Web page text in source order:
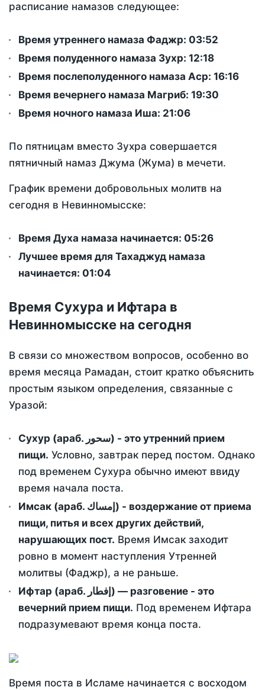
расписание намазов следующее:
Время утреннего намаза Фаджр: 03:52
Время полуденного намаза Зухр: 12:18
Время послеполуденного намаза Аср: 16:16
Время вечернего намаза Магриб: 19:30
Время ночного намаза Иша: 21:06
По пятницам вместо Зухра совершается
пятничный намаз Джума (Жума) в мечети.
График времени добровольных молитв на
сегодня в Невинномысске:
Время Духа намаза начинается: 05:26
Лучшее время для Тахаджуд намаза
начинается: 01:04
Время Сухура и Ифтара в
Невинномысске на сегодня
В связи со множеством вопросов, особенно во
время месяца Рамадан, стоит кратко объяснить
простым языком определения, связанные с
Уразой:
Сухур (араб. سحور) - это утренний прием
пищи. Условно, завтрак перед постом. Однако
под временем Сухура обычно имеют ввиду
время начала поста.
Имсак (араб. إمساك) - воздержание от приема
пищи, питья и всех других действий,
нарушающих пост. Время Имсак заходит
ровно в момент наступления Утренней
молитвы (Фаджр), а не раньше.
Ифтар (араб. إفطار) — разговение - это
вечерний прием пищи. Под временем Ифтара
подразумевают время конца поста.
Время поста в Исламе начинается с восходом